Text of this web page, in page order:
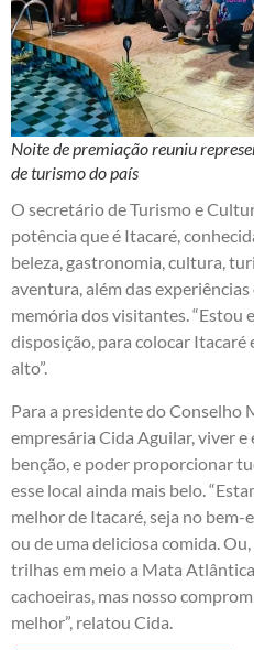
Noite de premiação reuniu
de turismo do país
O secretário de Turismo e
potência que é Itacaré,
beleza, gastronomia, cultura,
aventura, além das
memória dos visitantes. “Estou
disposição, para colocar Itacaré
alto”.
Para a presidente do Conselho
empresária Cida Aguilar, viver
benção, e poder proporcionar
esse local ainda mais belo.
melhor de Itacaré, seja no
ou de uma deliciosa comida.
trilhas em meio a Mata
cachoeiras, mas nosso
melhor”, relatou Cida.